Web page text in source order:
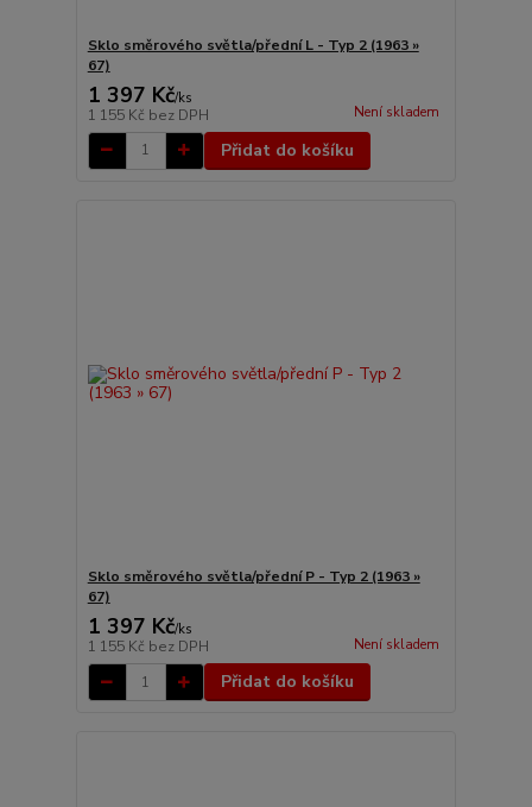
Sklo směrového světla/přední L - Typ 2 (1963 »
67)
1 397 Kč/ks
1 155 Kč bez DPH Není skladem
Přidat do košíku
Sklo směrového světla/přední P - Typ 2 (1963 »
67)
1 397 Kč/ks
1 155 Kč bez DPH Není skladem
Přidat do košíku